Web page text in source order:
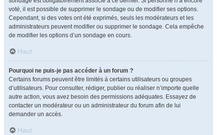
voté, il est possible de supprimer le sondage ou de modifier ses options.
Cependant, si des votes ont été exprimés, seuls les modérateurs et les
administrateurs peuvent modifier ou supprimer le sondage. Cela empêche
de modifier les options d’un sondage en cours.
Haut
Pourquoi ne puis-je pas accéder à un forum ?
Certains forums peuvent être limités à certains utilisateurs ou groupes
d’utilisateurs. Pour consulter, rédiger, publier ou réaliser n’importe quelle
autre action, vous avez besoin des permissions adéquates. Essayez de
contacter un modérateur ou un administrateur du forum afin de lui
demander un accès.
Haut